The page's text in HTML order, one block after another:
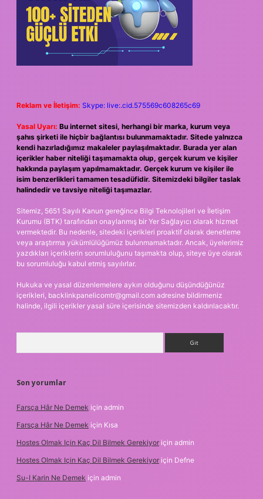
Reklam ve İletişim: Skype: live:.cid.575569c608265c69
Yasal Uyarı: Bu internet sitesi, herhangi bir marka, kurum veya
şahıs şirketi ile hiçbir bağlantısı bulunmamaktadır. Sitede yalnızca
kendi hazırladığımız makaleler paylaşılmaktadır. Burada yer alan
içerikler haber niteliği taşımamakta olup, gerçek kurum ve kişiler
hakkında paylaşım yapılmamaktadır. Gerçek kurum ve kişiler ile
isim benzerlikleri tamamen tesadüfidir. Sitemizdeki bilgiler taslak
halindedir ve tavsiye niteliği taşımazlar.
Sitemiz, 5651 Sayılı Kanun gereğince Bilgi Teknolojileri ve İletişim
Kurumu (BTK) tarafından onaylanmış bir Yer Sağlayıcı olarak hizmet
vermektedir. Bu nedenle, sitedeki içerikleri proaktif olarak denetleme
veya araştırma yükümlülüğümüz bulunmamaktadır. Ancak, üyelerimiz
yazdıkları içeriklerin sorumluluğunu taşımakta olup, siteye üye olarak
bu sorumluluğu kabul etmiş sayılırlar.
Hukuka ve yasal düzenlemelere aykırı olduğunu düşündüğünüz
içerikleri, backlinkpanelicomtr@gmail.com adresine bildirmeniz
halinde, ilgili içerikler yasal süre içerisinde sitemizden kaldırılacaktır.
Son yorumlar
Farsça Hâr Ne Demek için admin
Farsça Hâr Ne Demek için Kısa
Hostes Olmak Için Kaç Dil Bilmek Gerekiyor için admin
Hostes Olmak Için Kaç Dil Bilmek Gerekiyor için Defne
Su-I Karin Ne Demek için admin